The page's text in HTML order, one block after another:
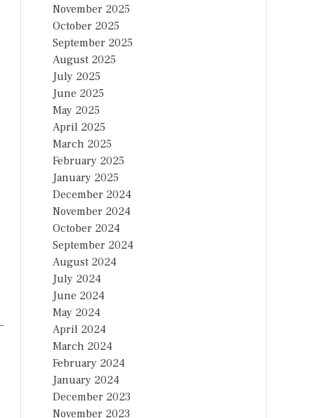
November 2025
October 2025
September 2025
August 2025
July 2025
June 2025
May 2025
April 2025
March 2025
February 2025
January 2025
December 2024
November 2024
October 2024
September 2024
August 2024
July 2024
June 2024
May 2024
April 2024
March 2024
February 2024
January 2024
December 2023
November 2023